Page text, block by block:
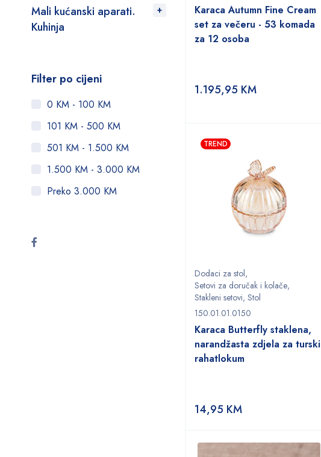
Mali kućanski aparati.
Kuhinja
Filter po cijeni
0 KM - 100 KM
101 KM - 500 KM
501 KM - 1.500 KM
1.500 KM - 3.000 KM
Preko 3.000 KM
Karaca Autumn Fine Cream
set za večeru - 53 komada
za 12 osoba
1.195,95 KM
TREND
Dodaci za stol,
Setovi za doručak i kolače,
Stakleni setovi, Stol
150.01.01.0150
Karaca Butterfly staklena,
narandžasta zdjela za turski
rahatlokum
14,95 KM